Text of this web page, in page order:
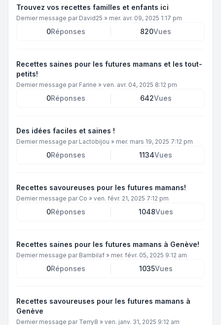
Trouvez vos recettes familles et enfants ici
Dernier message par David25 » mer. avr. 09, 2025 1:17 pm
0Réponses 820Vues
Recettes saines pour les futures mamans et les tout-
petits!
Dernier message par Farine » ven. avr. 04, 2025 8:12 pm
0Réponses 642Vues
Des idées faciles et saines !
Dernier message par Lactobijou » mer. mars 19, 2025 7:12 pm
0Réponses 1134Vues
Recettes savoureuses pour les futures mamans!
Dernier message par Co » ven. févr. 21, 2025 7:12 pm
0Réponses 1048Vues
Recettes saines pour les futures mamans à Genève!
Dernier message par Bambilaf » mer. févr. 05, 2025 9:12 am
0Réponses 1035Vues
Recettes savoureuses pour les futures mamans à
Genève
Dernier message par Terry8 » ven. janv. 31, 2025 9:12 am